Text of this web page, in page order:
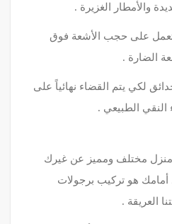
والأمطار الغزيرة .
على حجب الأشعة فوق
الضارة .
لكي يتم القضاء نهائياً على
النقي الطبيعي .
منزل مختلف ومميز عن غيرك
أمامك هو تركيب برجولات
العريقة .